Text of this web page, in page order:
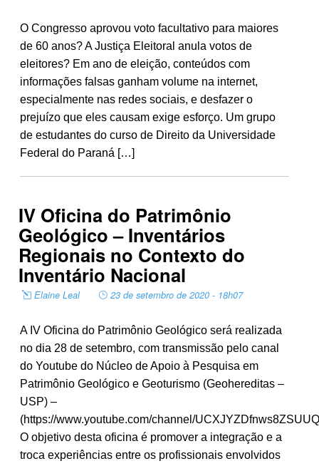
O Congresso aprovou voto facultativo para maiores
de 60 anos? A Justiça Eleitoral anula votos de
eleitores? Em ano de eleição, conteúdos com
informações falsas ganham volume na internet,
especialmente nas redes sociais, e desfazer o
prejuízo que eles causam exige esforço. Um grupo
de estudantes do curso de Direito da Universidade
Federal do Paraná […]
IV Oficina do Patrimônio
Geológico – Inventários
Regionais no Contexto do
Inventário Nacional
Elaine Leal 23 de setembro de 2020 - 18h07
A IV Oficina do Patrimônio Geológico será realizada
no dia 28 de setembro, com transmissão pelo canal
do Youtube do Núcleo de Apoio à Pesquisa em
Patrimônio Geológico e Geoturismo (Geohereditas –
USP) –
(https://www.youtube.com/channel/
O objetivo desta oficina é promover a integração e a
troca experiências entre os profissionais envolvidos